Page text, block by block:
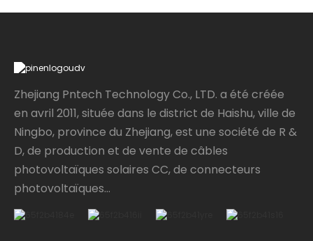
Zhejiang Pntech Technology Co., LTD. a été créée
en avril 2011, située dans le district de Haishu, ville de
Ningbo, province du Zhejiang, est une société de R &
D, de production et de vente de câbles
photovoltaïques solaires CC, de connecteurs
photovoltaïques...